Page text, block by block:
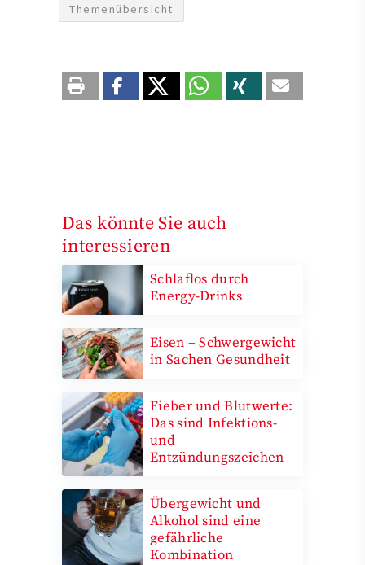
Themenübersicht
Das könnte Sie auch
interessieren
Schlaflos durch
Energy-Drinks
Eisen – Schwergewicht
in Sachen Gesundheit
Fieber und Blutwerte:
Das sind Infektions-
und
Entzündungszeichen
Übergewicht und
Alkohol sind eine
gefährliche
Kombination